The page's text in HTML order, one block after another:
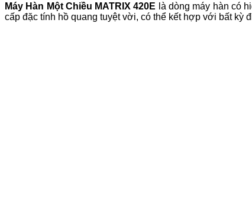
Máy Hàn Một Chiều MATRIX 420E là dòng máy hàn có
cấp đặc tính hồ quang tuyệt vời, có thể kết hợp với bất kỳ